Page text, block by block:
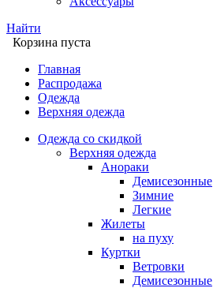
Найти
Корзина пуста
Главная
Распродажа
Одежда
Верхняя одежда
Одежда со скидкой
Верхняя одежда
Анораки
Демисезонные
Зимние
Легкие
Жилеты
на пуху
Куртки
Ветровки
Демисезонные